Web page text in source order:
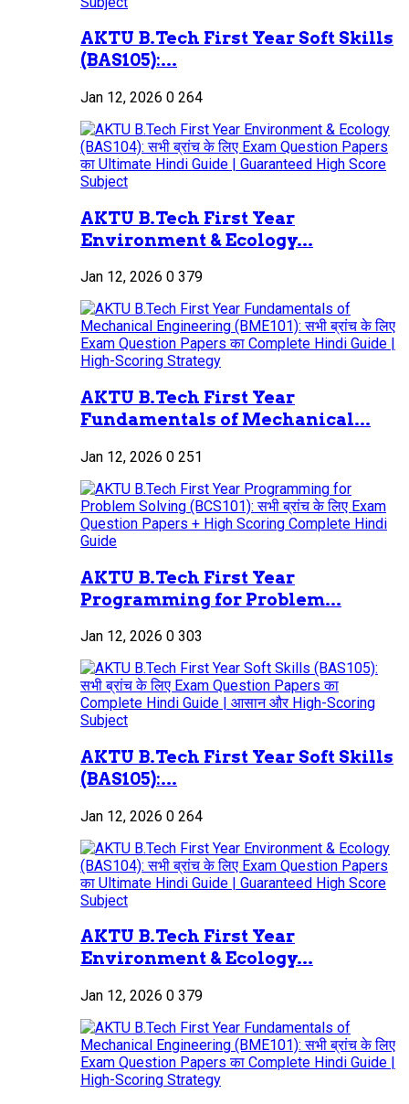
AKTU B.Tech First Year Soft Skills
(BAS105):...
Jan 12, 2026 0 264
AKTU B.Tech First Year
Environment & Ecology...
Jan 12, 2026 0 379
AKTU B.Tech First Year
Fundamentals of Mechanical...
Jan 12, 2026 0 251
AKTU B.Tech First Year
Programming for Problem...
Jan 12, 2026 0 303
AKTU B.Tech First Year Soft Skills
(BAS105):...
Jan 12, 2026 0 264
AKTU B.Tech First Year
Environment & Ecology...
Jan 12, 2026 0 379